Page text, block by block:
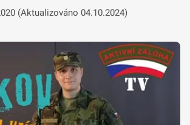
(Aktualizováno 04.10.2024)